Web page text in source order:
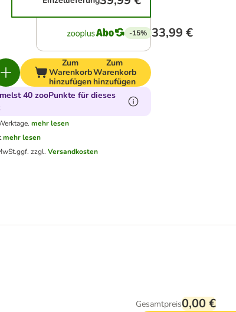
-15% 33,99 €
Zum
Warenkorb
hinzufügen
Zum
Warenkorb
hinzufügen
40 zooPunkte für dieses
mehr lesen
mehr lesen
ggf. zzgl. Versandkosten
Gesamtpreis0,00 €